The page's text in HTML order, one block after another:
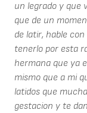
un legrado y que
que de un
de latir, hable
tenerlo por esta
hermana que ya
mismo que a mi
latidos que
gestacion y te